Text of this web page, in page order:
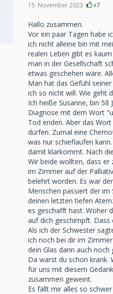
15. November 2023 +7
Hallo zusammen.
Vor ein paar Tagen habe
ich nicht alleine bin mit
realen Leben gibt es
man in der Gesellschaft
etwas geschehen wäre.
Man hat das Gefühl
ich so nicht will. Wie geht
Ich heiße Susanne, bin
Diagnose mit dem Wort
Tod enden. Aber das
dürfen. Zumal eine
was nur schieflaufen
damit klarkommt. Nach
Wir beide wollten, dass
im Zimmer auf der
belehrt worden. Es war
Menschen passiert der
deinen letzten tiefen
es geschafft hast. Woher
auf dich geschimpft. Dass
Als ich der Schwester
ich noch bei dir im
dein Glas dann auch
Da warst du schon krank.
für uns mit diesem
zusammen geweint.
Es fällt mir alles so